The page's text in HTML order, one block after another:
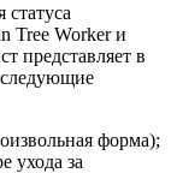
Tree Worker и
представляет в
форма);
ухода за